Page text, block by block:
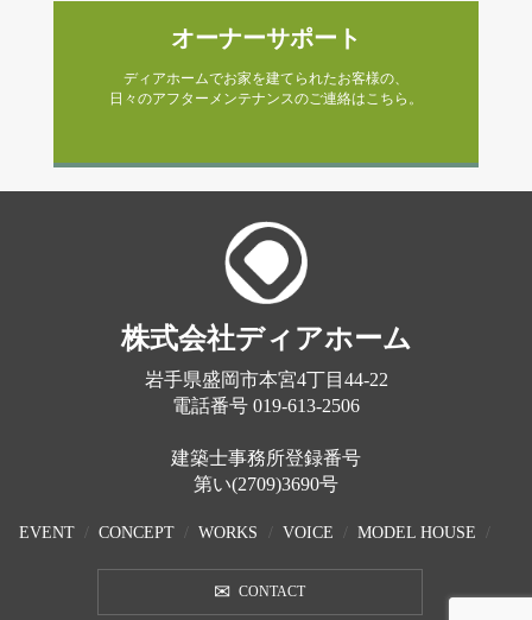
オーナーサポート
ディアホームでお家を建てられたお客様の、
日々のアフターメンテナンスのご連絡はこちら。
株式会社ディアホーム
岩手県盛岡市本宮4丁目44-22
電話番号 019-613-2506
建築士事務所登録番号
第い(2709)3690号
EVENT CONCEPT WORKS VOICE MODEL HOUSE
CONTACT